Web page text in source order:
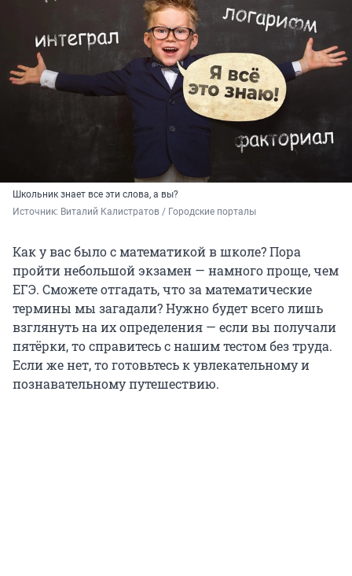
Школьник знает все эти слова, а вы?
Источник: Виталий Калистратов / Городские порталы
Как у вас было с математикой в школе? Пора
пройти небольшой экзамен — намного проще, чем
ЕГЭ. Сможете отгадать, что за математические
термины мы загадали? Нужно будет всего лишь
взглянуть на их определения — если вы получали
пятёрки, то справитесь с нашим тестом без труда.
Если же нет, то готовьтесь к увлекательному и
познавательному путешествию.